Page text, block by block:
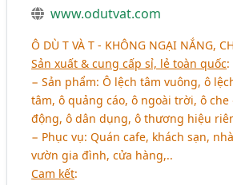
www.odutvat.com
Ô DÙ T VÀ T - KHÔNG NGẠI NẮNG,
Sản xuất & cung cấp sỉ, lẻ toàn quốc:
− Sản phẩm: Ô lệch tâm vuông, ô
tâm, ô quảng cáo, ô ngoài trời, ô
động, ô dân dụng, ô thương hiệu
− Phục vụ: Quán cafe, khách sạn,
vườn gia đình, cửa hàng,..
Cam kết: